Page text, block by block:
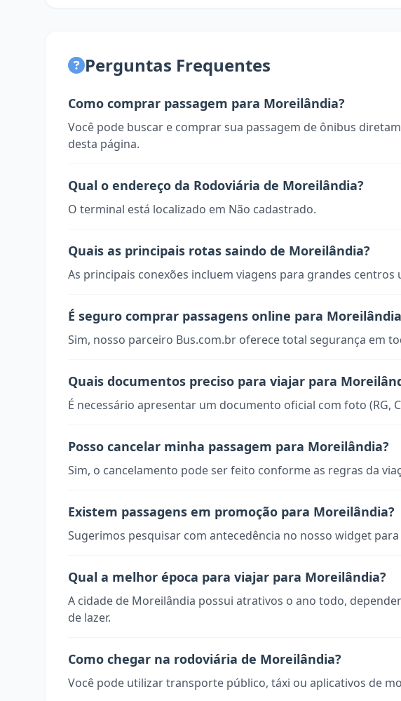
Perguntas Frequentes
Como comprar passagem para Moreilândia?
Você pode buscar e comprar sua passagem de ônibus
desta página.
Qual o endereço da Rodoviária de Moreilândia?
O terminal está localizado em Não cadastrado.
Quais as principais rotas saindo de Moreilândia?
As principais conexões incluem viagens para grandes centros
É seguro comprar passagens online para
Sim, nosso parceiro Bus.com.br oferece total segurança em
Quais documentos preciso para viajar para
É necessário apresentar um documento oficial com foto (RG,
Posso cancelar minha passagem para Moreilândia?
Sim, o cancelamento pode ser feito conforme as regras da
Existem passagens em promoção para Moreilândia?
Sugerimos pesquisar com antecedência no nosso widget
Qual a melhor época para viajar para Moreilândia?
A cidade de Moreilândia possui atrativos o ano todo,
de lazer.
Como chegar na rodoviária de Moreilândia?
Você pode utilizar transporte público, táxi ou aplicativos de